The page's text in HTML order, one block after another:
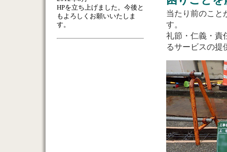
HPを立ち上げました。今後と
もよろしくお願いいたしま
す。
当たり前のこと
す。
礼節・仁義・責
るサービスの提